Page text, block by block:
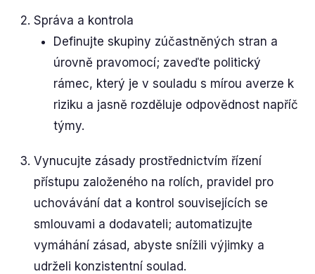
Správa a kontrola
Definujte skupiny zúčastněných stran a
úrovně pravomocí; zaveďte politický
rámec, který je v souladu s mírou averze k
riziku a jasně rozděluje odpovědnost napříč
týmy.
Vynucujte zásady prostřednictvím řízení
přístupu založeného na rolích, pravidel pro
uchovávání dat a kontrol souvisejících se
smlouvami a dodavateli; automatizujte
vymáhání zásad, abyste snížili výjimky a
udrželi konzistentní soulad.